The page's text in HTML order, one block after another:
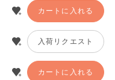
カートに入れる
入荷リクエスト
カートに入れる